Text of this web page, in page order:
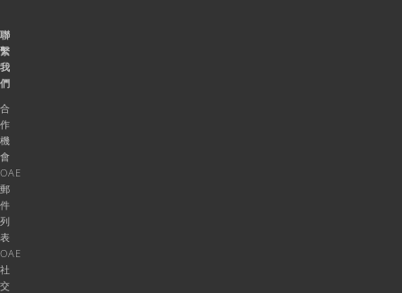
聯
繫
我
們
合
作
機
會
OAE
郵
件
列
表
OAE
社
交